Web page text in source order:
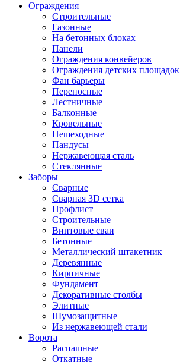
Ограждения
Строительные
Газонные
На бетонных блоках
Панели
Ограждения конвейеров
Ограждения детских площадок
Фан барьеры
Переносные
Лестничные
Балконные
Кровельные
Пешеходные
Пандусы
Нержавеющая сталь
Стеклянные
Заборы
Сварные
Сварная 3D сетка
Профлист
Строительные
Винтовые сваи
Бетонные
Металлический штакетник
Деревянные
Кирпичные
Фундамент
Декоративные столбы
Элитные
Шумозащитные
Из нержавеющей стали
Ворота
Распашные
Откатные